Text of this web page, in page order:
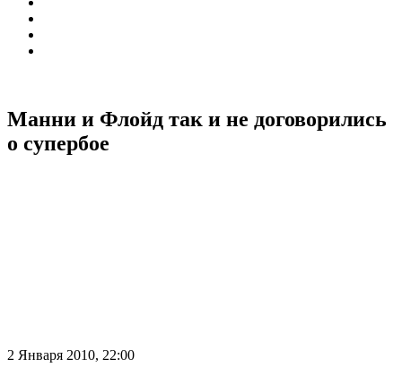
Манни и Флойд так и не договорились
о супербое
2 Января 2010, 22:00